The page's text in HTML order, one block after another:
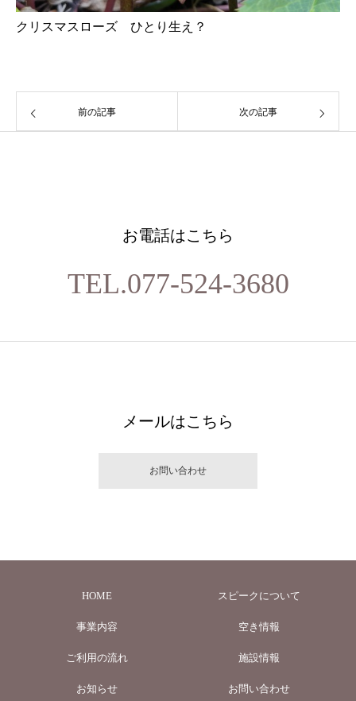
クリスマスローズ ひとり生え？
前の記事 次の記事
お電話はこちら
TEL.077-524-3680
メールはこちら
お問い合わせ
HOME スピークについて
事業内容 空き情報
ご利用の流れ 施設情報
お知らせ お問い合わせ